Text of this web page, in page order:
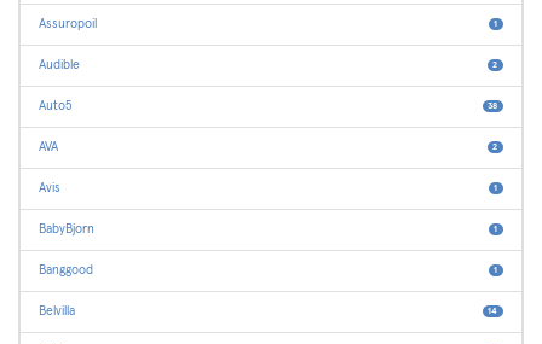
Assuropoil 1
Audible 2
Auto5 38
AVA 2
Avis 1
BabyBjorn 1
Banggood 1
Belvilla 14